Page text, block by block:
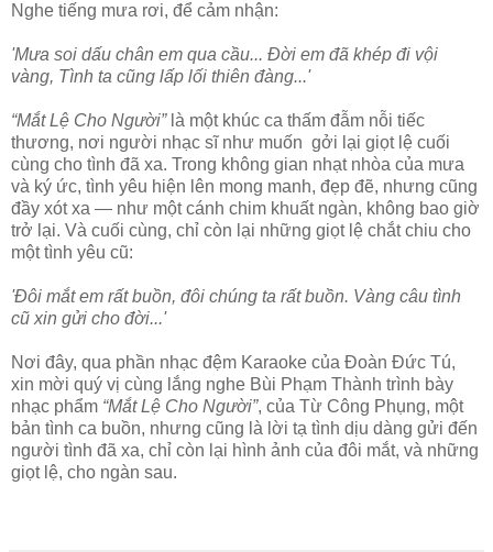
Nghe tiếng mưa rơi, để cảm nhận:
'Mưa soi dấu chân em qua cầu... Đời em đã khép đi vội
vàng, Tình ta cũng lấp lối thiên đàng...'
“Mắt Lệ Cho Người”là một khúc ca thấm đẫm nỗi tiếc
thương, nơi người nhạc sĩ như muốn gởi lại giọt lệ cuối
cùng cho tình đã xa. Trong không gian nhạt nhòa của mưa
và ký ức, tình yêu hiện lên mong manh, đẹp đẽ, nhưng cũng
đầy xót xa — như một cánh chim khuất ngàn, không bao giờ
trở lại. Và cuối cùng, chỉ còn lại những giọt lệ chắt chiu cho
một tình yêu cũ:
'Đôi mắt em rất buồn, đôi chúng ta rất buồn. Vàng câu tình
cũ xin gửi cho đời...'
Nơi đây, qua phần nhạc đệm Karaoke của Đoàn Đức Tú,
xin mời quý vị cùng lắng nghe Bùi Phạm Thành trình bày
nhạc phẩm “Mắt Lệ Cho Người”, của Từ Công Phụng, một
bản tình ca buồn, nhưng cũng là lời tạ tình dịu dàng gửi đến
người tình đã xa, chỉ còn lại hình ảnh của đôi mắt, và những
giọt lệ, cho ngàn sau.